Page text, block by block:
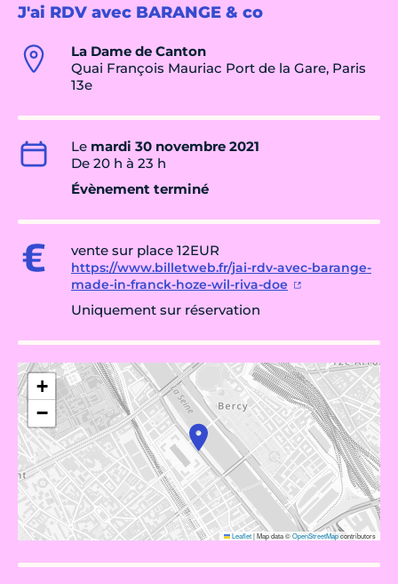
J'ai RDV avec BARANGE & co
La Dame de Canton
Quai François Mauriac Port de la Gare, Paris
13e
Le mardi 30 novembre 2021
De 20 h à 23 h
Évènement terminé
vente sur place 12EUR
https://www.billetweb.fr/jai-rdv-avec-barange-
made-in-franck-hoze-wil-riva-doe
Uniquement sur réservation
+
−
Leaflet|Map data ©OpenStreetMapcontributors